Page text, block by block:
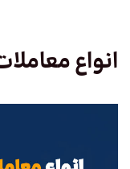
انواع